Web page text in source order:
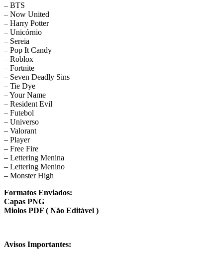
– BTS
– Now United
– Harry Potter
– Unicórnio
– Sereia
– Pop It Candy
– Roblox
– Fortnite
– Seven Deadly Sins
– Tie Dye
– Your Name
– Resident Evil
– Futebol
– Universo
– Valorant
– Player
– Free Fire
– Lettering Menina
– Lettering Menino
– Monster High
Formatos Enviados:
Capas PNG
Miolos PDF ( Não Editável )
Avisos Importantes: